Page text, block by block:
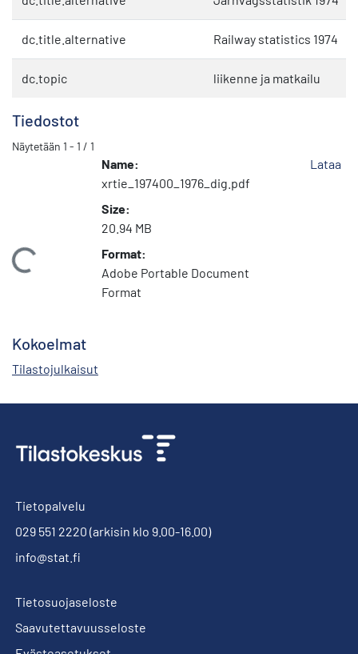
dc.title.alternative Railway statistics 1974
dc.topic liikenne ja matkailu
Tiedostot
Näytetään 1 - 1 / 1
Ladataan...
Name:
xrtie_197400_1976_dig.pdf
Size:
20.94 MB
Format:
Adobe Portable Document
Format
Lataa
Kokoelmat
Tilastojulkaisut
Tietopalvelu
029 551 2220 (arkisin klo 9.00-16.00)
info@stat.fi
Tietosuojaseloste
Saavutettavuusseloste